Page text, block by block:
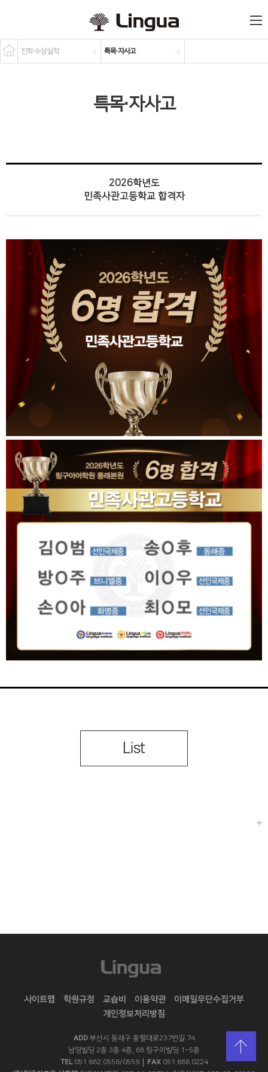
진학·수상실적 특목·자사고
특목·자사고
2026학년도
민족사관고등학교 합격자
사이트맵 학원규정 교습비 이용약관
이메일무단수집거부
개인정보처리방침
ADD부산시 동래구 충렬대로237번길 74
남영빌딩 2층 3층 4층, 68 링구아빌딩 1~5층
TEL051.862.0556/0559 FAX051.868.0224